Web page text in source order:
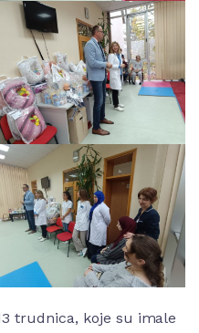
trudnica, koje su imale